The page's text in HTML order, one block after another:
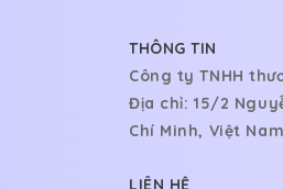
CHƯƠNG 7:
CHƯƠNG 6:
THÔNG TIN
Công ty TNHH
Địa chỉ: 15/2
Chí Minh, Việt Nam